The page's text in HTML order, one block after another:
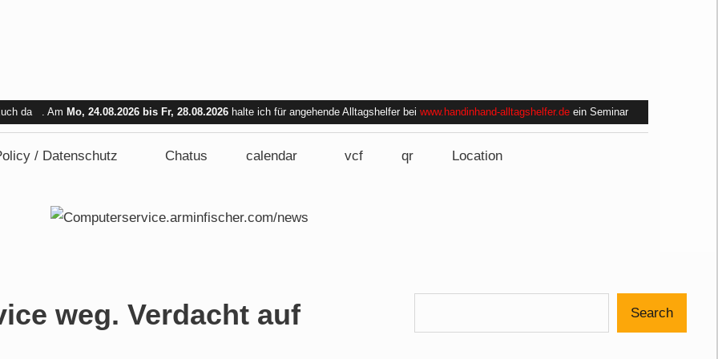
da . Am Mo, 24.08.2026 bis Fr, 28.08.2026 halte ich für angehende Alltagshelfer bei www.handinhand-alltagshelfer.de ein Seminar
Am Mi. 26.08.2026 sind wir nicht verfügbar.
/ Datenschutz Chatus calendar vcf qr Location
weg. Verdacht auf
Search